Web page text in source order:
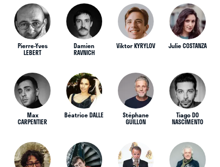
Pierre-Yves
LEBERT
Damien
RAVNICH
Viktor KYRYLOV Julie COSTANZA
Max
CARPENTIER
Béatrice DALLE Stéphane
GUILLON
Tiago DO
NASCIMENTO